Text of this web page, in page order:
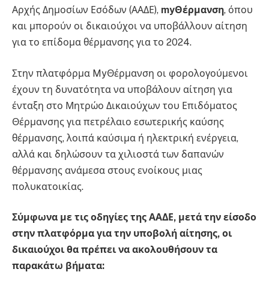
Αρχής Δημοσίων Εσόδων (ΑΑΔΕ), myΘέρμανση, όπου
και μπορούν οι δικαιούχοι να υποβάλλουν αίτηση
για το επίδομα θέρμανσης για το 2024.
Στην πλατφόρμα MyΘέρμανση οι φορολογούμενοι
έχουν τη δυνατότητα να υποβάλουν αίτηση για
ένταξη στο Μητρώο Δικαιούχων του Επιδόματος
Θέρμανσης για πετρέλαιο εσωτερικής καύσης
θέρμανσης, λοιπά καύσιμα ή ηλεκτρική ενέργεια,
αλλά και δηλώσουν τα χιλιοστά των δαπανών
θέρμανσης ανάμεσα στους ενοίκους μιας
πολυκατοικίας.
Σύμφωνα με τις οδηγίες της ΑΑΔΕ, μετά την είσοδο
στην πλατφόρμα για την υποβολή αίτησης, οι
δικαιούχοι θα πρέπει να ακολουθήσουν τα
παρακάτω βήματα: